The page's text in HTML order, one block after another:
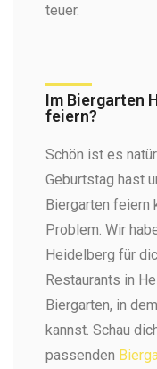
teuer.
Im Biergarten
feiern?
Schön ist es
Geburtstag hast
Biergarten feiern
Problem. Wir
Heidelberg für
Restaurants in
Biergarten, in
kannst. Schau
passenden